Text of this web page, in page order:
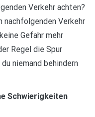
Verkehr achten?
nachfolgenden Verkehr
Gefahr mehr
Regel die Spur
niemand behindern
Schwierigkeiten